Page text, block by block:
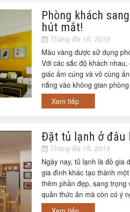
Phòng khách
hút mắt!
Tháng Ba 16, 2016
Màu vàng được sử dụng
Với các sắc độ khách
giác ấm cúng và vô cùng
nắng vào không gian
Xem tiếp
Đặt tủ lạnh ở đâu
Tháng Ba 15, 2016
Ngày nay, tủ lạnh là đồ gia
gia đình khác tạo thành
thêm phần đẹp, sang trọng
quản thức ăn mà còn có ý